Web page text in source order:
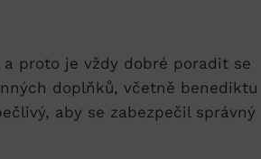
⁤proto​ je vždy dobré ​poradit se
doplňků, včetně benediktu
aby se zabezpečil ‌správný⁢